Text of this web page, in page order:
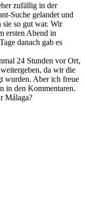
zufällig in der
Suche gelandet und
sie so gut war. Wir
ersten Abend in
danach gab es
24 Stunden vor Ort,
da wir die
wurden. Aber ich freue
in den Kommentaren.
Málaga?